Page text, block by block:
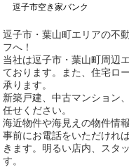
逗子市空き家バンク
逗子市・葉山町エリアの不
フへ！
当社は逗子市・葉山町周辺
ております。また、住宅ロ
承ります。
新築戸建、中古マンション
任せください。
海近物件や海見えの物件情
事前にお電話をいただけれ
きます。明るい店内、スタ
す。